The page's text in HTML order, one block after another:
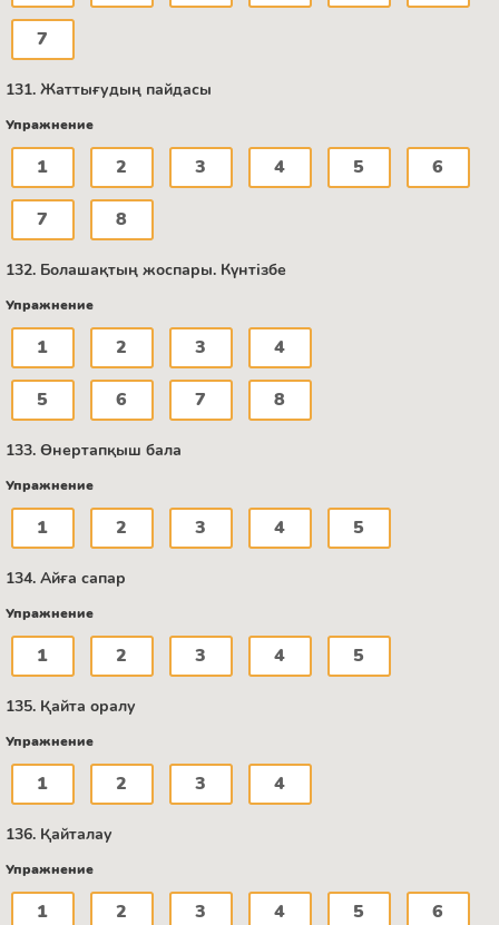
7
131. Жаттығудың пайдасы
Упражнение
1 2 3 4 5 6
7 8
132. Болашақтың жоспары. Күнтізбе
Упражнение
1 2 3 4
5 6 7 8
133. Өнертапқыш бала
Упражнение
1 2 3 4 5
134. Айға сапар
Упражнение
1 2 3 4 5
135. Қайта оралу
Упражнение
1 2 3 4
136. Қайталау
Упражнение
1 2 3 4 5 6